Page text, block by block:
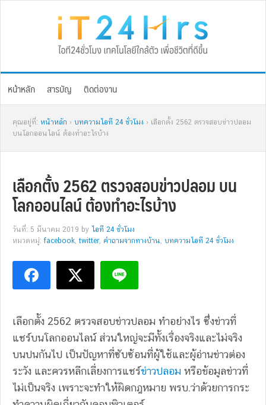
หน้าหลัก สารบัญ ติดต่องาน
คุณอยู่ที่: หน้าหลัก › บทความไอที 24 ชั่วโมง › เลือกตั้ง 2562 ตรวจสอบข่าวปลอม
บนโลกออนไลน์ ต้องทำอะไรบ้าง
เลือกตั้ง 2562 ตรวจสอบข่าวปลอม บน
โลกออนไลน์ ต้องทำอะไรบ้าง
วันที่: 5 มีนาคม 2019 by ไอที 24 ชั่วโมง
หมวดหมู่:facebook,twitter, คำถามจากทางบ้าน, บทความไอที 24 ชั่วโมง
เลือกตั้ง 2562 ตรวจสอบข่าวปลอม ทำอย่างไร ซึ่งข่าวที่
แชร์บนโลกออนไลน์ ส่วนใหญ่จะมีทั้งเรื่องจริงและไม่จริง
บนปนกันไป เป็นปัญหาที่ซับซ้อนที่ผู้ใช้และผู้อ่านข่าวต่อง
ระวัง และควรหลีกเลี่ยงการแชร์ข่าวปลอม หรือข้อมูลข่าวที่
ไม่เป็นจริง เพราะจะทำให้ผิดกฎหมาย พรบ.ว่าด้วยการกระ